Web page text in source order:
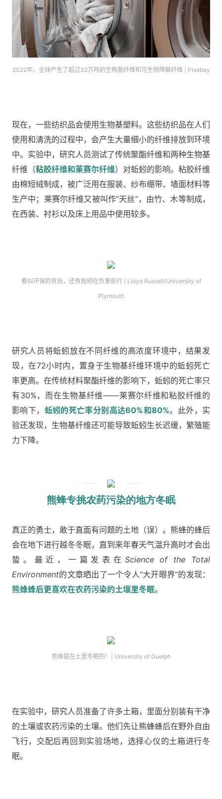
2022年，全球产生了超过32万吨的生物基纤维和可生物降解纤维 | Pixabay
现在，一些纺织品会使用生物基塑料。这些纺织品在人们
使用和清洗的过程中，会产生大量细小的纤维排放到环境
中。实验中，研究人员测试了传统聚酯纤维和两种生物基
纤维（粘胶纤维和莱赛尔纤维）对蚯蚓的影响。粘胶纤维
由棉短绒制成，被广泛用在服装、纱布绷带、墙面材料等
生产中；莱赛尔纤维又被叫作“天丝”，由竹、木等制成，
在西装、衬衫以及床上用品中使用较多。
看似环保的背后，还有蚯蚓在负重前行 | Lloyd Russell/University of
Plymouth
研究人员将蚯蚓放在不同纤维的高浓度环境中，结果发
现，在72小时内，置身于生物基纤维环境中的蚯蚓死亡
率更高。在传统材料聚酯纤维的影响下，蚯蚓的死亡率只
有30%，而在生物基纤维——莱赛尔纤维和粘胶纤维的
影响下， 蚯蚓的死亡率分别高达60%和80%。此外，实
验还发现，生物基纤维还可能导致蚯蚓生长迟缓，繁殖能
力下降。
熊蜂专挑农药污染的地方冬眠
真正的勇士，敢于直面有问题的土地（误）。熊蜂的蜂后
会在地下进行越冬冬眠，直到来年春天气温升高时才会出
蛰。最近，一篇发表在 Science of the Total
Environment的文章晒出了一个令人“大开眼界”的发现：
熊蜂蜂后更喜欢在农药污染的土壤里冬眠。
熊蜂是在土里冬眠的！| University of Guelph
在实验中，研究人员准备了许多土箱，里面分别装有干净
的土壤或农药污染的土壤。他们先让熊蜂蜂后在野外自由
飞行，交配后再回到实验场地，选择心仪的土箱进行冬
眠。